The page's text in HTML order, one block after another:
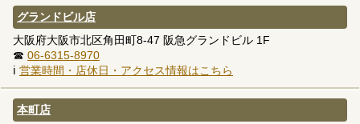
グランドビル店
大阪府大阪市北区角田町8-47 阪急グランドビル 1F
☎ 06-6315-8970
ℹ 営業時間・店休日・アクセス情報はこちら
本町店